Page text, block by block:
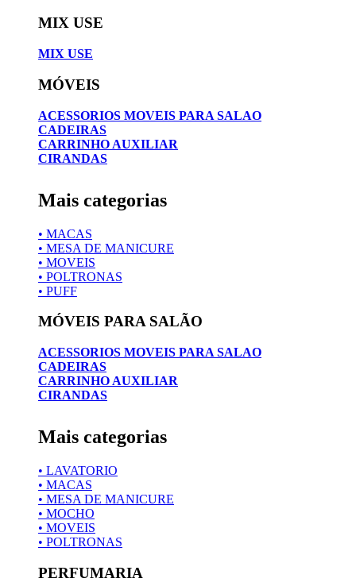
MIX USE
MIX USE
MÓVEIS
ACESSORIOS MOVEIS PARA SALAO
CADEIRAS
CARRINHO AUXILIAR
CIRANDAS
Mais categorias
• MACAS
• MESA DE MANICURE
• MOVEIS
• POLTRONAS
• PUFF
MÓVEIS PARA SALÃO
ACESSORIOS MOVEIS PARA SALAO
CADEIRAS
CARRINHO AUXILIAR
CIRANDAS
Mais categorias
• LAVATORIO
• MACAS
• MESA DE MANICURE
• MOCHO
• MOVEIS
• POLTRONAS
PERFUMARIA